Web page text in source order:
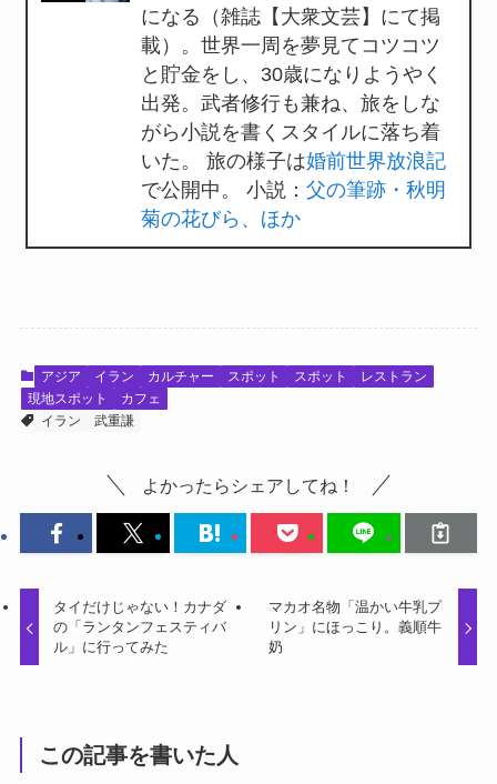
になる（雑誌【大衆文芸】にて掲
載）。世界一周を夢見てコツコツ
と貯金をし、30歳になりようやく
出発。武者修行も兼ね、旅をしな
がら小説を書くスタイルに落ち着
いた。 旅の様子は婚前世界放浪記
で公開中。 小説： 父の筆跡・秋明
菊の花びら、ほか
アジア イラン カルチャー スポット スポット
レストラン
現地スポット
カフェ
イラン
武重謙
よかったらシェアしてね！
タイだけじゃない！カナダ
の「ランタンフェスティバ
ル」に行ってみた
マカオ名物「温かい牛乳プ
リン」にほっこり。義順牛
奶
この記事を書いた人